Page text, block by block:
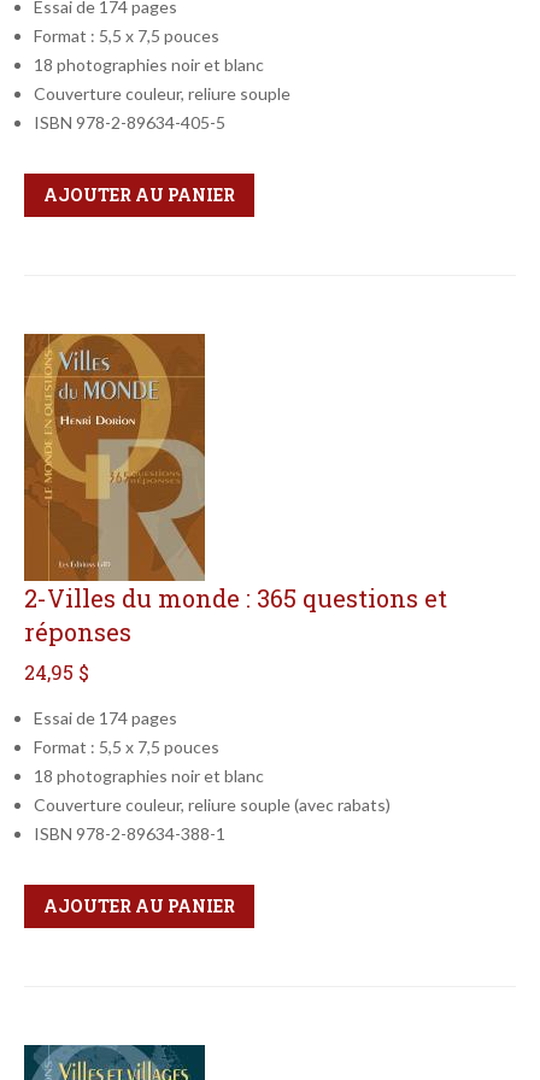
Essai de 174 pages
Format : 5,5 x 7,5 pouces
18 photographies noir et blanc
Couverture couleur, reliure souple
ISBN 978-2-89634-405-5
Qté
Format
AJOUTER AU PANIER
2-Villes du monde : 365 questions et
réponses
24,95 $
Essai de 174 pages
Format : 5,5 x 7,5 pouces
18 photographies noir et blanc
Couverture couleur, reliure souple (avec rabats)
ISBN 978-2-89634-388-1
Qté
Format
AJOUTER AU PANIER